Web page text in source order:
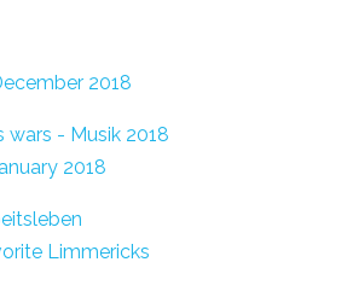
2018
wars - Musik 2018
2018
Limmericks